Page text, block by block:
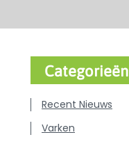
Categorieën
Recent Nieuws
Varken